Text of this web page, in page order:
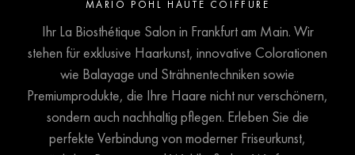
MARIO POHL HAUTE COIFFURE
Ihr La Biosthétique Salon in Frankfurt am Main. Wir
stehen für exklusive Haarkunst, innovative Colorationen
wie Balayage und Strähnentechniken sowie
Premiumprodukte, die Ihre Haare nicht nur verschönern,
sondern auch nachhaltig pflegen. Erleben Sie die
perfekte Verbindung von moderner Friseurkunst,